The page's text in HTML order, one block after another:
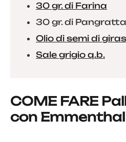
30 gr. di Farina
30 gr. di
Olio di semi di
Sale grigio q.b.
COME FARE
con